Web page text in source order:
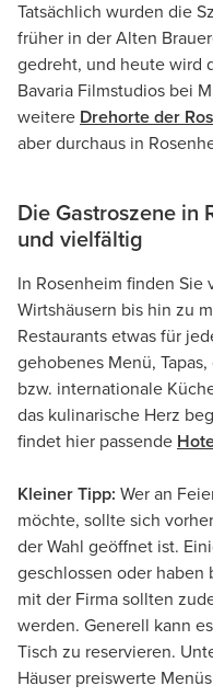
Tatsächlich wurden die
früher in der Alten
gedreht, und heute wird
Bavaria Filmstudios bei
weitere Drehorte der
aber durchaus in
Die Gastroszene in
und vielfältig
In Rosenheim finden
Wirtshäusern bis hin zu
Restaurants etwas für
gehobenes Menü,
bzw. internationale
das kulinarische Herz
findet hier passende
Kleiner Tipp: Wer an
möchte, sollte sich
der Wahl geöffnet ist.
geschlossen oder haben
mit der Firma sollten
werden. Generell kann
Tisch zu reservieren.
Häuser preiswerte